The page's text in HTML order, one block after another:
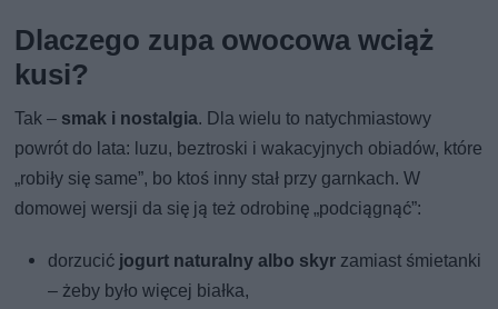
Dlaczego zupa owocowa wciąż
kusi?
Tak – smak i nostalgia. Dla wielu to natychmiastowy
powrót do lata: luzu, beztroski i wakacyjnych obiadów, które
„robiły się same”, bo ktoś inny stał przy garnkach. W
domowej wersji da się ją też odrobinę „podciągnąć”:
dorzucić jogurt naturalny albo skyr zamiast śmietanki
– żeby było więcej białka,